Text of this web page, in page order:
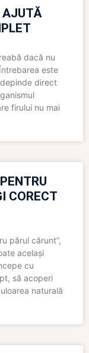
AJUTĂ
dacă nu
este
direct
firului nu mai
CORECT
părul cărunt”,
același
cu
să acoperi
naturală